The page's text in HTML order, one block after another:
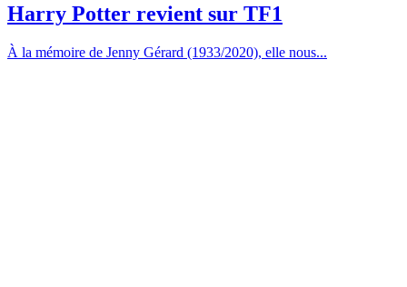
Harry Potter revient sur TF1
À la mémoire de Jenny Gérard (1933/2020), elle nous...